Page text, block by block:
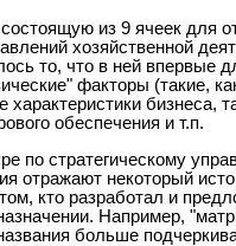
из 9 ячеек для
хозяйственной
то, что в ней впервые
факторы (такие,
бизнеса,
обеспечения и т.п.
по стратегическому
отражают некоторый
кто разработал и
Например,
больше